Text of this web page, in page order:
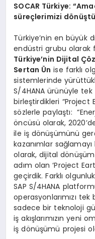
SOCAR Türkiye:
süreçlerimizi
Türkiye’nin en büyük
endüstri grubu olarak
Türkiye’nin Dijital
Sertan Ün ise farklı
sistemlerinde
S/4HANA ürünüyle
birleştirdikleri “Project
sözlerle paylaştı:
öncüsü olarak,
ile iş dönüşümünü
kazanımlar
olarak, dijital
adım olan ‘Project
geçirdik. Farklı
SAP S/4HANA
operasyonlarımızı
sadece bir teknoloji
iş akışlarımızın yeni
iş dönüşümü projesi